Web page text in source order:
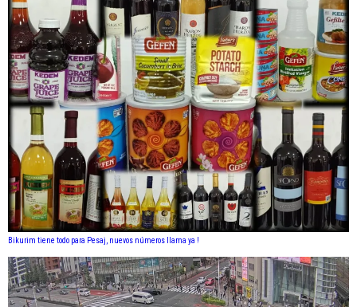
Bikurim tiene todo para Pesaj, nuevos números llama ya !